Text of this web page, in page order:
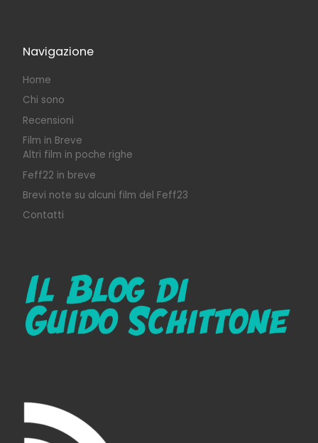
Navigazione
Home
Chi sono
Recensioni
Film in Breve
Altri film in poche righe
Feff22 in breve
Brevi note su alcuni film del Feff23
Contatti